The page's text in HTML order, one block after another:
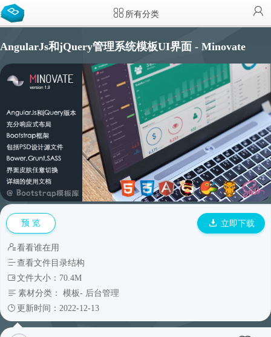
所有分类
AngularJs和jQuery管理系统模板UI界面 - Minovate
预 览 立即下载
看看谁在用
查看文件目录结构
文件大小：70.4M
素材分类： 模板- 后台管理
更新时间：2022-12-13